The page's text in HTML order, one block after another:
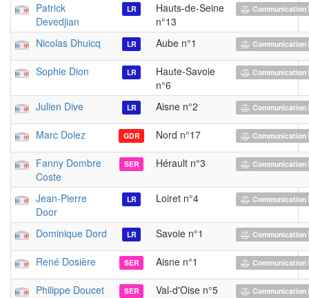
Patrick
Devedjian
LR
Hauts-de-Seine
n°13
Nicolas Dhuicq LR Aube n°1
Sophie Dion LR
Haute-Savoie
n°6
Julien Dive LR Aisne n°2
Marc Dolez GDR Nord n°17
Fanny Dombre
Coste
SER Hérault n°3
Jean-Pierre
Door
LR Loiret n°4
Dominique Dord LR Savoie n°1
René Dosière SER Aisne n°1
Philippe Doucet SER Val-d'Oise n°5